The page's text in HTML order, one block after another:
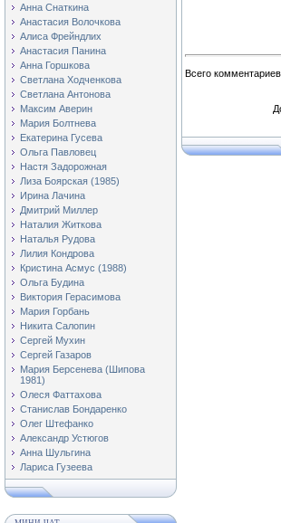
Анна Снаткина
Анастасия Волочкова
Алиса Фрейндлих
Анастасия Панина
Анна Горшкова
Светлана Ходченкова
Светлана Антонова
Максим Аверин
Мария Болтнева
Екатерина Гусева
Ольга Павловец
Настя Задорожная
Лиза Боярская (1985)
Ирина Лачина
Дмитрий Миллер
Наталия Житкова
Наталья Рудова
Лилия Кондрова
Кристина Асмус (1988)
Ольга Будина
Виктория Герасимова
Мария Горбань
Никита Салопин
Сергей Мухин
Сергей Газаров
Мария Берсенева (Шипова
1981)
Олеся Фаттахова
Станислав Бондаренко
Олег Штефанко
Александр Устюгов
Анна Шульгина
Лариса Гузеева
Всего комментариев